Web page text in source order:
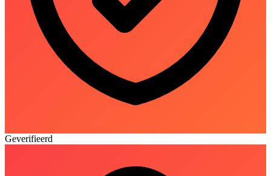
Geverifieerd